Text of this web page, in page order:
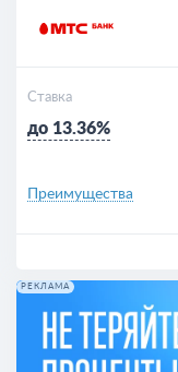
Ставка
до 13.36%
Преимущества
РЕКЛАМА